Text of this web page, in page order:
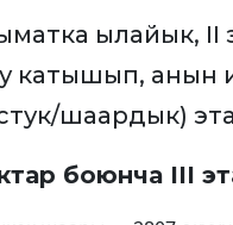
ылайык, II
катышып, анын
шаардык)
боюнча III